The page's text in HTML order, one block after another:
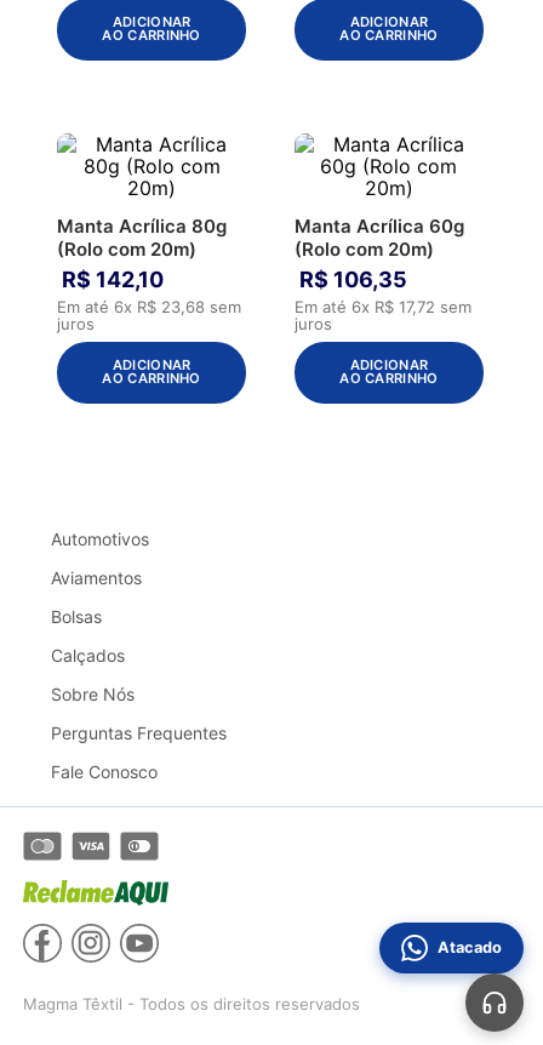
ADICIONAR
AO CARRINHO
ADICIONAR
AO CARRINHO
Manta Acrílica 80g
(Rolo com 20m)
R$ 142,10
Em até 6x R$ 23,68 sem
juros
ADICIONAR
AO CARRINHO
Manta Acrílica 60g
(Rolo com 20m)
R$ 106,35
Em até 6x R$ 17,72 sem
juros
ADICIONAR
AO CARRINHO
Automotivos
Aviamentos
Bolsas
Calçados
Sobre Nós
Perguntas Frequentes
Fale Conosco
Magma Têxtil - Todos os direitos reservados
Atacado